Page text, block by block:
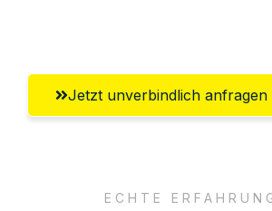
Jetzt unverbindlich anfragen
ECHTE